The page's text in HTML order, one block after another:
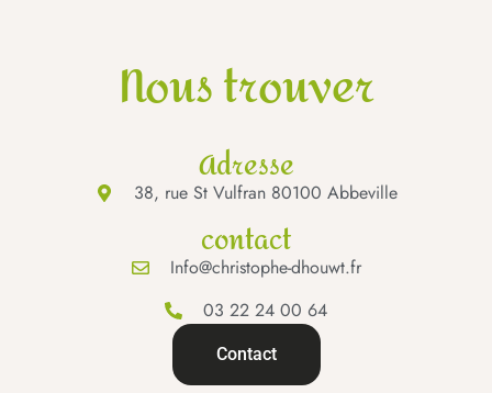
Nous trouver
Adresse
38, rue St Vulfran 80100 Abbeville
contact
Info@christophe-dhouwt.fr
03 22 24 00 64
Contact